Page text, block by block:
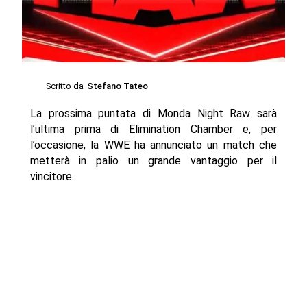
Scritto da Stefano Tateo
La prossima puntata di Monda Night Raw sarà
l’ultima prima di Elimination Chamber e, per
l’occasione, la WWE ha annunciato un match che
metterà in palio un grande vantaggio per il
vincitore.